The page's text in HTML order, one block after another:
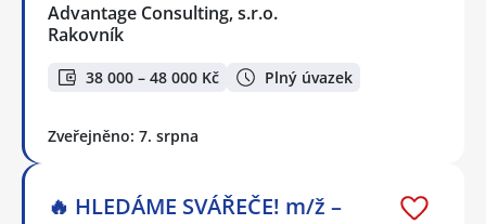
Advantage Consulting, s.r.o.
Rakovník
38 000 – 48 000 Kč Plný úvazek
Zveřejněno: 7. srpna
🔥 HLEDÁME SVÁŘEČE! m/ž –